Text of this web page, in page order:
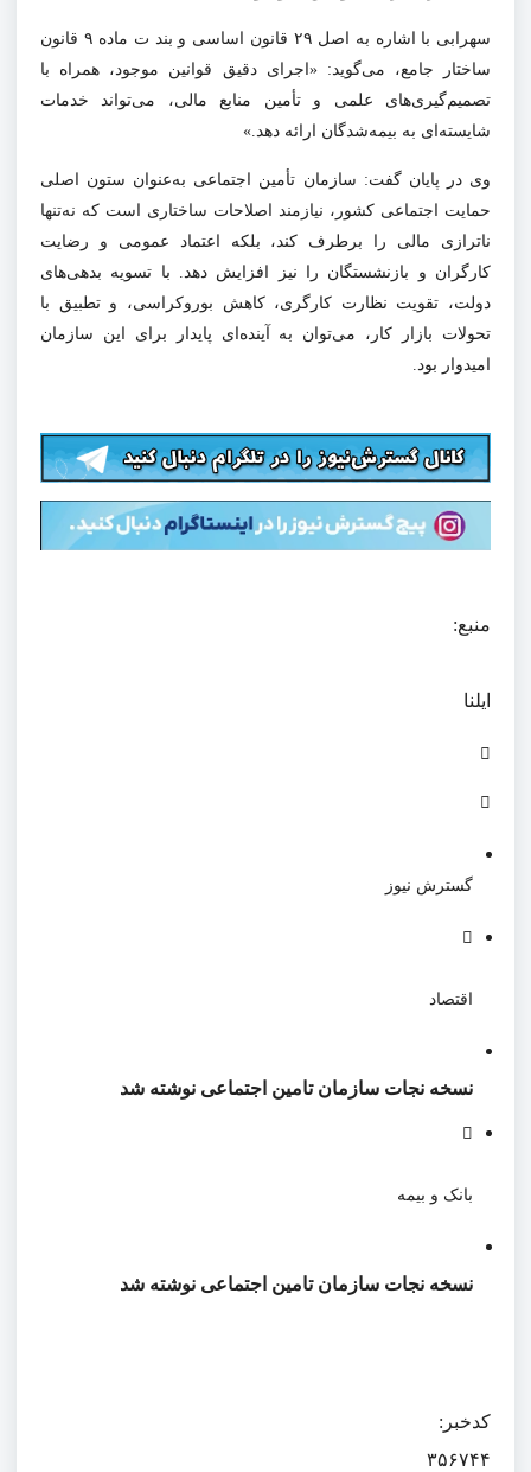
سهرابی با اشاره به اصل ۲۹ قانون اساسی و بند ت ماده ۹ قانون
ساختار جامع، می‌گوید: «اجرای دقیق قوانین موجود، همراه با
تصمیم‌گیری‌های علمی و تأمین منابع مالی، می‌تواند خدمات
شایسته‌ای به بیمه‌شدگان ارائه دهد.»
وی در پایان گفت: سازمان تأمین اجتماعی به‌عنوان ستون اصلی
حمایت اجتماعی کشور، نیازمند اصلاحات ساختاری است که نه‌تنها
ناترازی مالی را برطرف کند، بلکه اعتماد عمومی و رضایت
کارگران و بازنشستگان را نیز افزایش دهد. با تسویه بدهی‌های
دولت، تقویت نظارت کارگری، کاهش بوروکراسی، و تطبیق با
تحولات بازار کار، می‌توان به آینده‌ای پایدار برای این سازمان
امیدوار بود.
منبع:
ایلنا
گسترش نیوز
اقتصاد
نسخه نجات سازمان تامین اجتماعی نوشته شد
بانک و بیمه
نسخه نجات سازمان تامین اجتماعی نوشته شد
کدخبر:
۳۵۶۷۴۴